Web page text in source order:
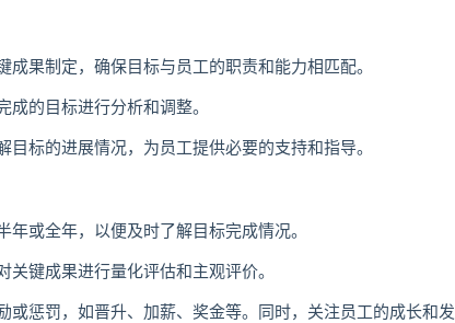
果制定，确保目标与员工的职责和能力相匹配。
成的目标进行分析和调整。
标的进展情况，为员工提供必要的支持和指导。
或全年，以便及时了解目标完成情况。
键成果进行量化评估和主观评价。
或惩罚，如晋升、加薪、奖金等。同时，关注员工的成长和发